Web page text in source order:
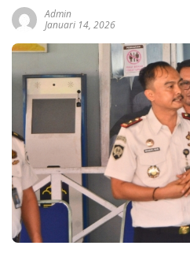
Admin
Januari 14, 2026